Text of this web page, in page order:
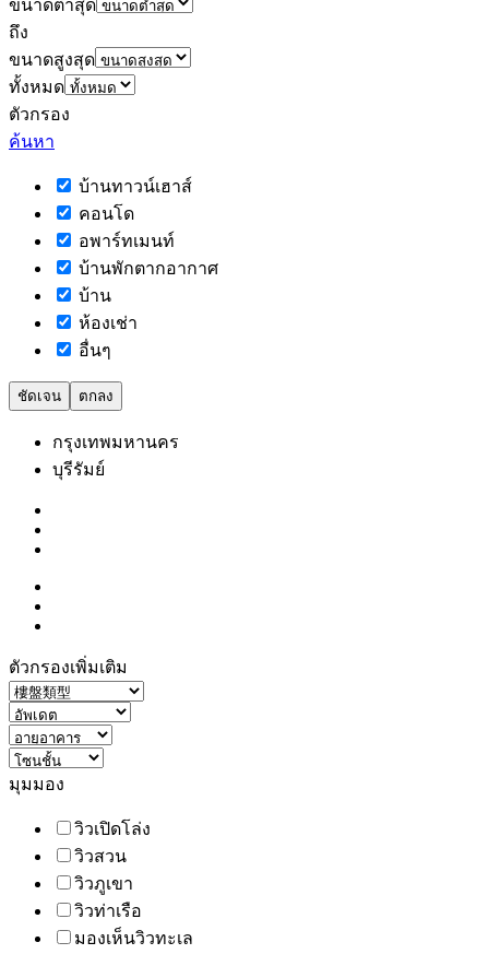
ขนาดต่ำสุด
ถึง
ขนาดสูงสุด
ทั้งหมด
ตัวกรอง
ค้นหา
บ้านทาวน์เฮาส์
คอนโด
อพาร์ทเมนท์
บ้านพักตากอากาศ
บ้าน
ห้องเช่า
อื่นๆ
ชัดเจน ตกลง
กรุงเทพมหานคร
บุรีรัมย์
ตัวกรองเพิ่มเติม
มุมมอง
วิวเปิดโล่ง
วิวสวน
วิวภูเขา
วิวท่าเรือ
มองเห็นวิวทะเล